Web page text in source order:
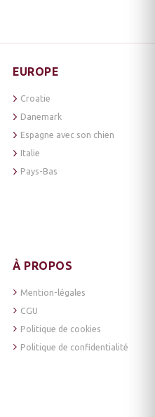
EUROPE
Croatie
Danemark
Espagne avec son chien
Italie
Pays-Bas
À PROPOS
Mention-légales
CGU
Politique de cookies
Politique de confidentialité